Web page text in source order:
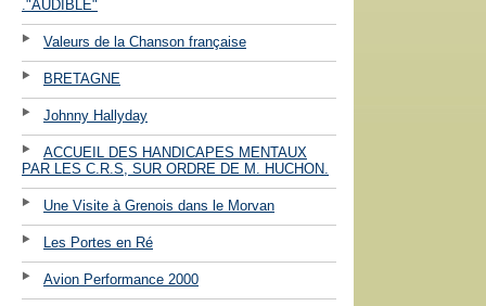
."AUDIBLE"
Valeurs de la Chanson française
BRETAGNE
Johnny Hallyday
ACCUEIL DES HANDICAPES MENTAUX
PAR LES C.R.S, SUR ORDRE DE M. HUCHON.
Une Visite à Grenois dans le Morvan
Les Portes en Ré
Avion Performance 2000